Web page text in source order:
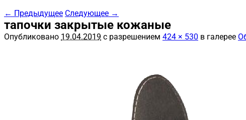
← Предыдущее Следующее →
тапочки закрытые кожаные
Опубликовано 19.04.2019 с разрешением 424 × 530 в галерее